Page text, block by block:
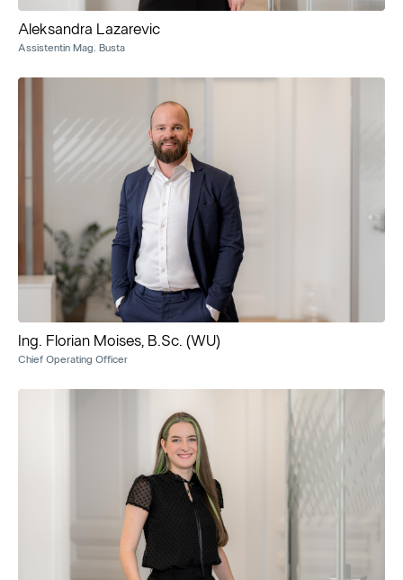
Aleksandra Lazarevic
Assistentin Mag. Busta
Ing. Florian Moises, B.Sc. (WU)
Chief Operating Officer